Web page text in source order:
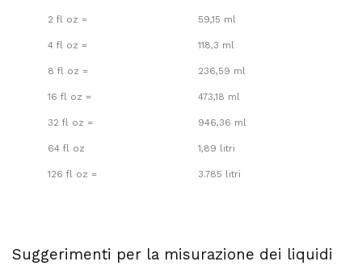
2 fl oz = 59,15 ml
4 fl oz = 118,3 ml
8 fl oz = 236,59 ml
16 fl oz = 473,18 ml
32 fl oz = 946,36 ml
64 fl oz 1,89 litri
126 fl oz = 3.785 litri
Suggerimenti per la misurazione dei liquidi